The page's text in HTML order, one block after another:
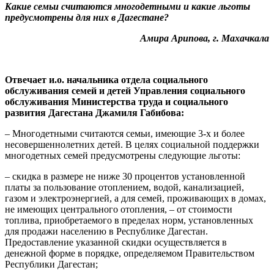
Какие семьи считаются многодетными и какие льготы
предусмотрены для них в Дагестане?
Амира Арипова, г. Махачкала
Отвечает и.о. начальника отдела социального
обслуживания семей и детей Управления социального
обслуживания Министерства труда и социального
развития Дагестана Джамиля Габибова:
– Многодетными считаются семьи, имеющие 3-х и более
несовершеннолетних детей. В целях социальной поддержки
многодетных семей предусмотрены следующие льготы:
– скидка в размере не ниже 30 процентов установленной
платы за пользование отоплением, водой, канализацией,
газом и электроэнергией, а для семей, проживающих в домах,
не имеющих центрального отопления, – от стоимости
топлива, приобретаемого в пределах норм, установленных
для продажи населению в Республике Дагестан.
Предоставление указанной скидки осуществляется в
денежной форме в порядке, определяемом Правительством
Республики Дагестан;